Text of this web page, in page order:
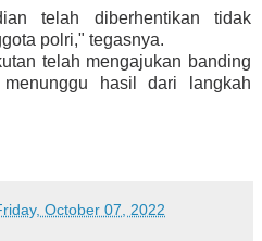
telah diberhentikan tidak
polri," tegasnya.
telah mengajukan banding
hasil dari langkah
October 07, 2022